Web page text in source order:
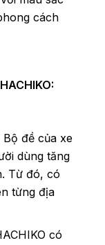
cách
Bộ đề của xe
dùng tăng
Từ đó, có
từng địa
có